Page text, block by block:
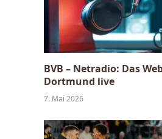
BVB – Netradio: Das
Dortmund live
7. Mai 2026